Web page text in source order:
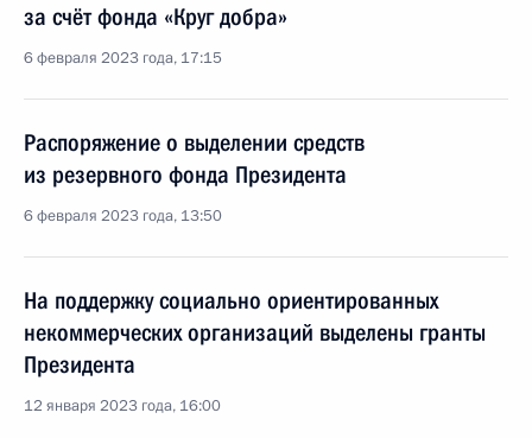
за счёт фонда «Круг добра»
6 февраля 2023 года, 17:15
Распоряжение о выделении средств
из резервного фонда Президента
6 февраля 2023 года, 13:50
На поддержку социально ориентированных
некоммерческих организаций выделены гранты
Президента
12 января 2023 года, 16:00